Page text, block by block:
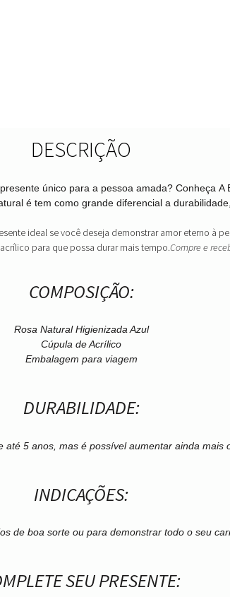
DESCRIÇÃO
único para a pessoa amada? Conheça A
é tem como grande diferencial a
ideal se você deseja demonstrar amor eterno à
para que possa durar mais tempo.Compre e
COMPOSIÇÃO:
Rosa Natural Higienizada Azul
Cúpula de Acrílico
Embalagem para viagem
DURABILIDADE:
5 anos, mas é possível aumentar ainda mais
INDICAÇÕES:
de boa sorte ou para demonstrar todo o seu
SEU PRESENTE: